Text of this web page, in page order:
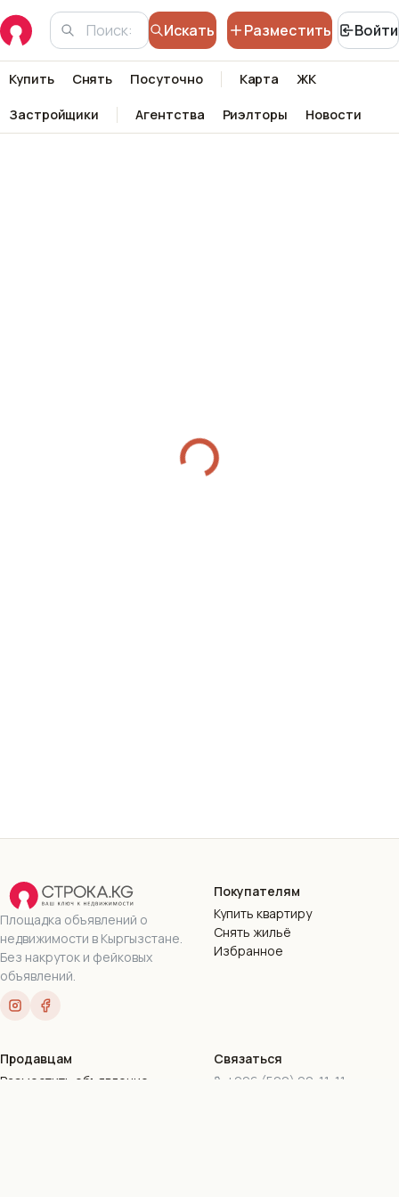
Искать Разместить Войти
Купить Снять Посуточно Карта ЖК
Застройщики Агентства Риэлторы Новости
Площадка объявлений о
недвижимости в Кыргызстане.
Без накруток и фейковых
объявлений.
Покупателям
Купить квартиру
Снять жильё
Избранное
Продавцам
Разместить объявление
Связаться
+996 (500) 90-11-11